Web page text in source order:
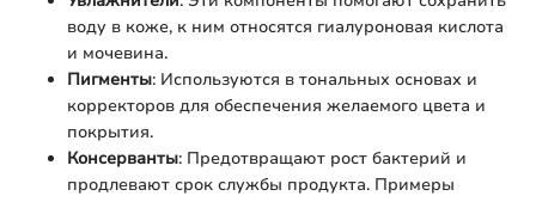
воду в коже, к ним относятся гиалуроновая кислота
и мочевина.
Пигменты: Используются в тональных основах и
корректоров для обеспечения желаемого цвета и
покрытия.
Консерванты: Предотвращают рост бактерий и
продлевают срок службы продукта. Примеры